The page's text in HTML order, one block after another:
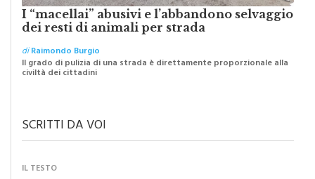
I “macellai” abusivi e l’abbandono selvaggio
dei resti di animali per strada
diRaimondo Burgio
Il grado di pulizia di una strada è direttamente proporzionale alla
civiltà dei cittadini
SCRITTI DA VOI
IL TESTO